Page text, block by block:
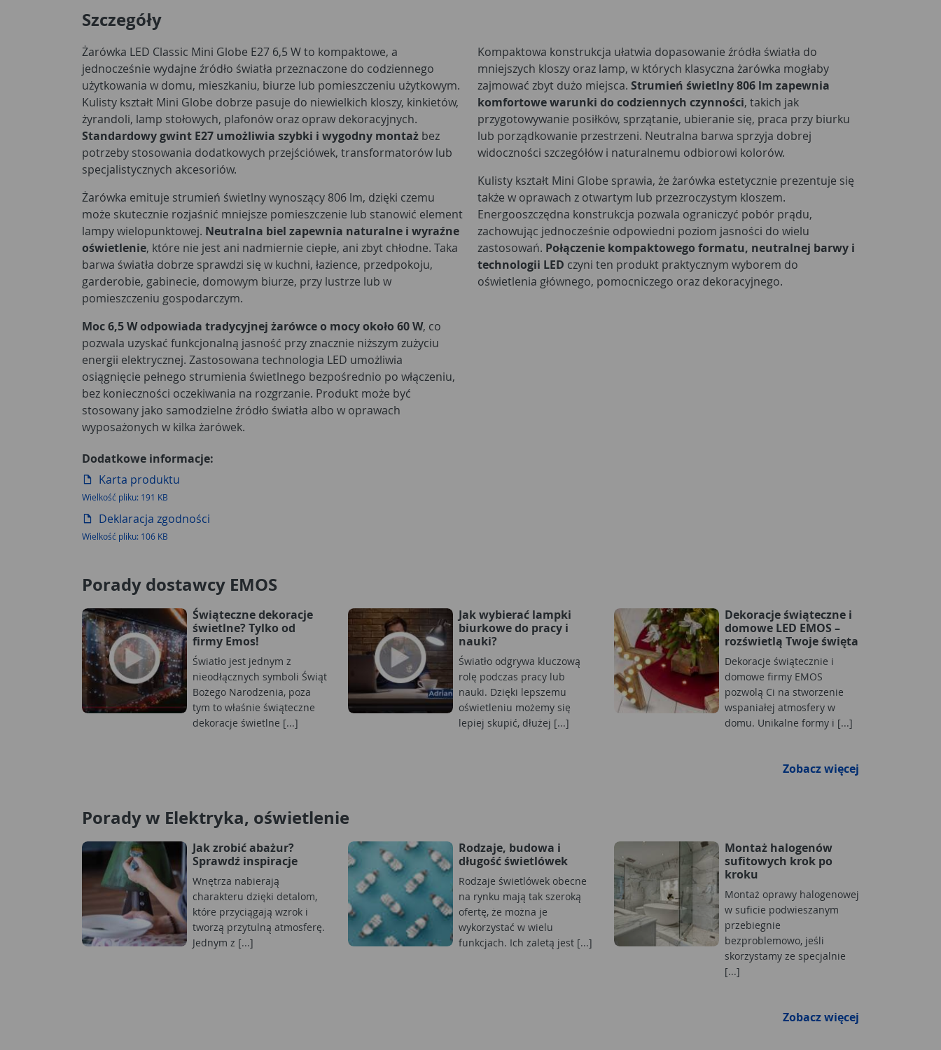
Szczegóły
Żarówka LED Classic Mini Globe E27 6,5 W to kompaktowe, a
jednocześnie wydajne źródło światła przeznaczone do codziennego
użytkowania w domu, mieszkaniu, biurze lub pomieszczeniu użytkowym.
Kulisty kształt Mini Globe dobrze pasuje do niewielkich kloszy, kinkietów,
żyrandoli, lamp stołowych, plafonów oraz opraw dekoracyjnych.
Standardowy gwint E27 umożliwia szybki i wygodny montaż bez
potrzeby stosowania dodatkowych przejściówek, transformatorów lub
specjalistycznych akcesoriów.
Żarówka emituje strumień świetlny wynoszący 806 lm, dzięki czemu
może skutecznie rozjaśnić mniejsze pomieszczenie lub stanowić element
lampy wielopunktowej. Neutralna biel zapewnia naturalne i wyraźne
oświetlenie, które nie jest ani nadmiernie ciepłe, ani zbyt chłodne. Taka
barwa światła dobrze sprawdzi się w kuchni, łazience, przedpokoju,
garderobie, gabinecie, domowym biurze, przy lustrze lub w
pomieszczeniu gospodarczym.
Moc 6,5 W odpowiada tradycyjnej żarówce o mocy około 60 W, co
pozwala uzyskać funkcjonalną jasność przy znacznie niższym zużyciu
energii elektrycznej. Zastosowana technologia LED umożliwia
osiągnięcie pełnego strumienia świetlnego bezpośrednio po włączeniu,
bez konieczności oczekiwania na rozgrzanie. Produkt może być
stosowany jako samodzielne źródło światła albo w oprawach
wyposażonych w kilka żarówek.
Kompaktowa konstrukcja ułatwia dopasowanie źródła światła do
mniejszych kloszy oraz lamp, w których klasyczna żarówka mogłaby
zajmować zbyt dużo miejsca. Strumień świetlny 806 lm zapewnia
komfortowe warunki do codziennych czynności, takich jak
przygotowywanie posiłków, sprzątanie, ubieranie się, praca przy biurku
lub porządkowanie przestrzeni. Neutralna barwa sprzyja dobrej
widoczności szczegółów i naturalnemu odbiorowi kolorów.
Kulisty kształt Mini Globe sprawia, że żarówka estetycznie prezentuje się
także w oprawach z otwartym lub przezroczystym kloszem.
Energooszczędna konstrukcja pozwala ograniczyć pobór prądu,
zachowując jednocześnie odpowiedni poziom jasności do wielu
zastosowań. Połączenie kompaktowego formatu, neutralnej barwy i
technologii LED czyni ten produkt praktycznym wyborem do
oświetlenia głównego, pomocniczego oraz dekoracyjnego.
Dodatkowe informacje:
Karta produktu
Wielkość pliku: 191 KB
Deklaracja zgodności
Wielkość pliku: 106 KB
Porady dostawcy EMOS
Świąteczne dekoracje
świetlne? Tylko od
firmy Emos!
Światło jest jednym z
nieodłącznych symboli Świąt
Bożego Narodzenia, poza
tym to właśnie świąteczne
dekoracje świetlne [...]
Jak wybierać lampki
biurkowe do pracy i
nauki?
Światło odgrywa kluczową
rolę podczas pracy lub
nauki. Dzięki lepszemu
oświetleniu możemy się
lepiej skupić, dłużej [...]
Dekoracje świąteczne i
domowe LED EMOS –
rozświetlą Twoje święta
Dekoracje świątecznie i
domowe firmy EMOS
pozwolą Ci na stworzenie
wspaniałej atmosfery w
domu. Unikalne formy i [...]
Zobacz więcej
Porady w Elektryka, oświetlenie
Jak zrobić abażur?
Sprawdź inspiracje
Wnętrza nabierają
charakteru dzięki detalom,
które przyciągają wzrok i
tworzą przytulną atmosferę.
Jednym z [...]
Rodzaje, budowa i
długość świetlówek
Rodzaje świetlówek obecne
na rynku mają tak szeroką
ofertę, że można je
wykorzystać w wielu
funkcjach. Ich zaletą jest [...]
Montaż halogenów
sufitowych krok po
kroku
Montaż oprawy halogenowej
w suficie podwieszanym
przebiegnie
bezproblemowo, jeśli
skorzystamy ze specjalnie
[...]
Zobacz więcej